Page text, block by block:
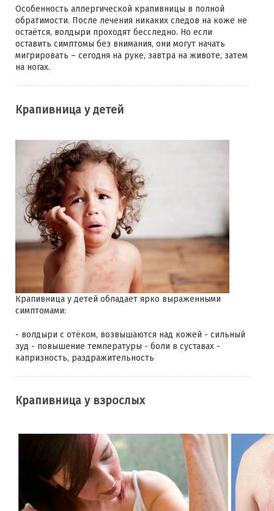
Особенность аллергической крапивницы в полной
обратимости. После лечения никаких следов на коже не
остаётся, волдыри проходят бесследно. Но если
оставить симптомы без внимания, они могут начать
мигрировать – сегодня на руке, завтра на животе, затем
на ногах.
Крапивница у детей
Крапивница у детей обладает ярко выраженными
симптомами:
- волдыри с отёком, возвышаются над кожей - сильный
зуд - повышение температуры - боли в суставах -
капризность, раздражительность
Крапивница у взрослых